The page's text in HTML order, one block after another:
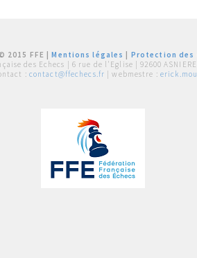
2015 FFE |Mentions légales
Protection des
des Echecs | 6 rue de l'Eglise | 92600
: contact@ffechecs.fr | webmestre :